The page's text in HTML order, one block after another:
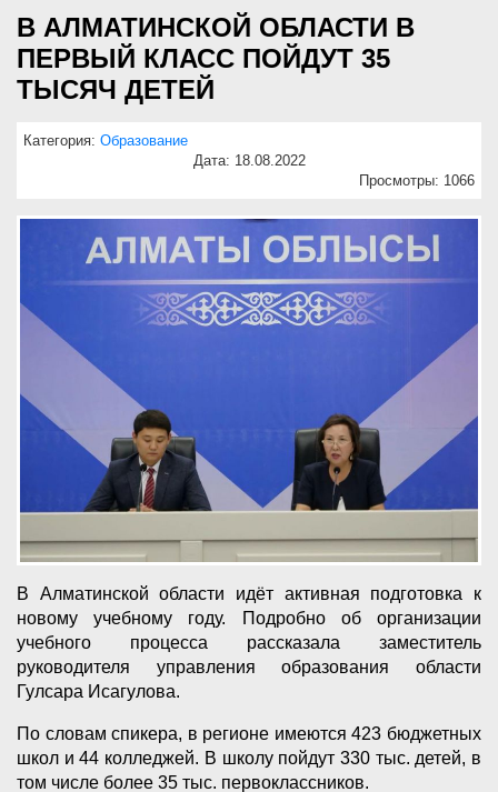
В АЛМАТИНСКОЙ ОБЛАСТИ В
ПЕРВЫЙ КЛАСС ПОЙДУТ 35
ТЫСЯЧ ДЕТЕЙ
Категория: Образование
Дата: 18.08.2022
Просмотры: 1066
В Алматинской области идёт активная подготовка к
новому учебному году. Подробно об организации
учебного процесса рассказала заместитель
руководителя управления образования области
Гулсара Исагулова.
По словам спикера, в регионе имеются 423 бюджетных
школ и 44 колледжей. В школу пойдут 330 тыс. детей, в
том числе более 35 тыс. первоклассников.